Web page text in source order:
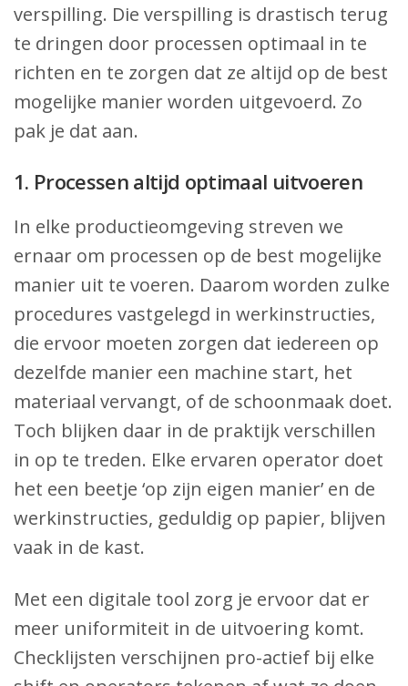
verspilling. Die verspilling is drastisch terug
te dringen door processen optimaal in te
richten en te zorgen dat ze altijd op de best
mogelijke manier worden uitgevoerd. Zo
pak je dat aan.
1. Processen altijd optimaal uitvoeren
In elke productieomgeving streven we
ernaar om processen op de best mogelijke
manier uit te voeren. Daarom worden zulke
procedures vastgelegd in werkinstructies,
die ervoor moeten zorgen dat iedereen op
dezelfde manier een machine start, het
materiaal vervangt, of de schoonmaak doet.
Toch blijken daar in de praktijk verschillen
in op te treden. Elke ervaren operator doet
het een beetje ‘op zijn eigen manier’ en de
werkinstructies, geduldig op papier, blijven
vaak in de kast.
Met een digitale tool zorg je ervoor dat er
meer uniformiteit in de uitvoering komt.
Checklijsten verschijnen pro-actief bij elke